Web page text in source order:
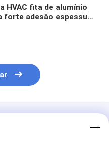
HVAC fita de alumínio
forte adesão espessura